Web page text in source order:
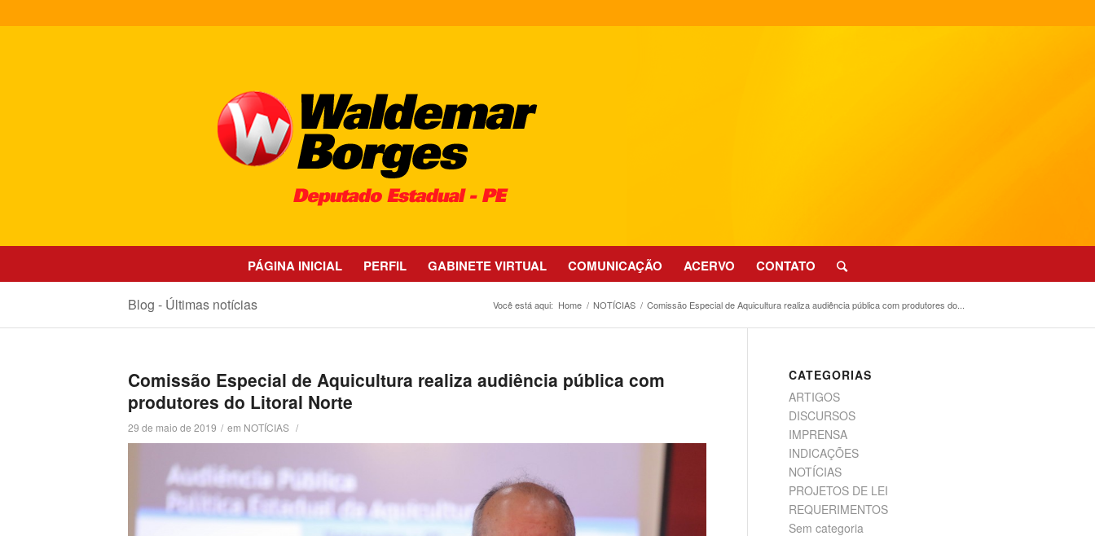
PÁGINA INICIAL PERFIL GABINETE VIRTUAL COMUNICAÇÃO ACERVO CONTATO
Blog - Últimas notícias Você está aqui: Home / NOTÍCIAS / Comissão Especial de Aquicultura realiza audiência pública com produtores do...
Comissão Especial de Aquicultura realiza audiência pública com
produtores do Litoral Norte
29 de maio de 2019 / em NOTÍCIAS /
CATEGORIAS
ARTIGOS
DISCURSOS
IMPRENSA
INDICAÇÕES
NOTÍCIAS
PROJETOS DE LEI
REQUERIMENTOS
Sem categoria